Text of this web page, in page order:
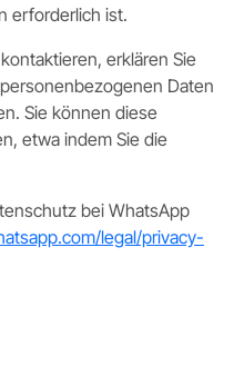
erforderlich ist.
erklären Sie
Daten
Sie können diese
etwa indem Sie die
bei WhatsApp
legal/privacy-